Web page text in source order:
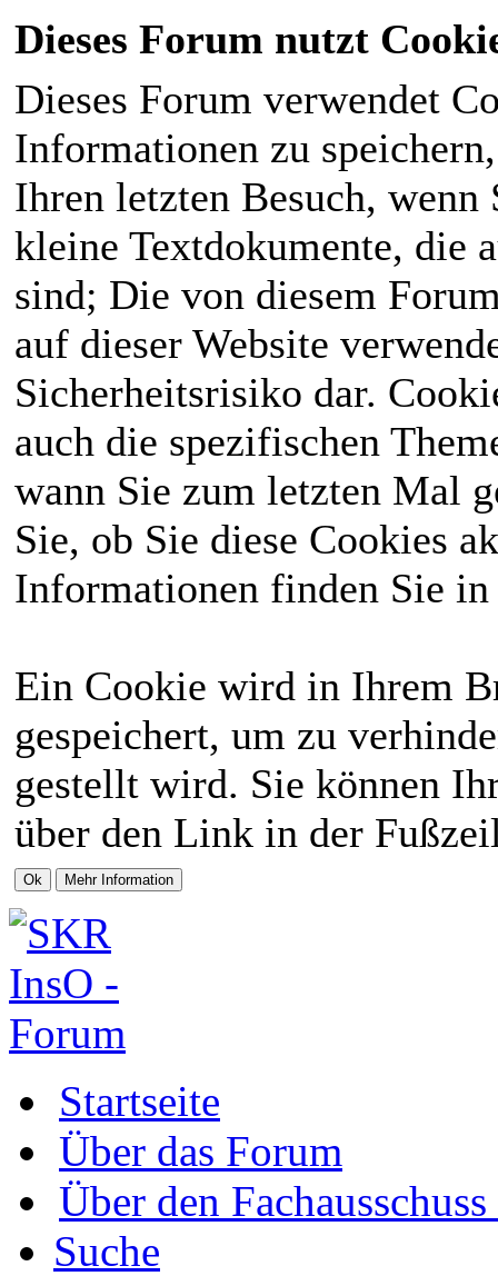
Dieses Forum nutzt
Dieses Forum verwendet
Informationen zu
Ihren letzten Besuch,
kleine Textdokumente, die
sind; Die von diesem
auf dieser Website
Sicherheitsrisiko dar.
auch die spezifischen
wann Sie zum letzten Mal
Sie, ob Sie diese Cookies
Informationen finden Sie
Ein Cookie wird in Ihrem
gespeichert, um zu
gestellt wird. Sie können
über den Link in der
Startseite
Über das Forum
Über den
Suche